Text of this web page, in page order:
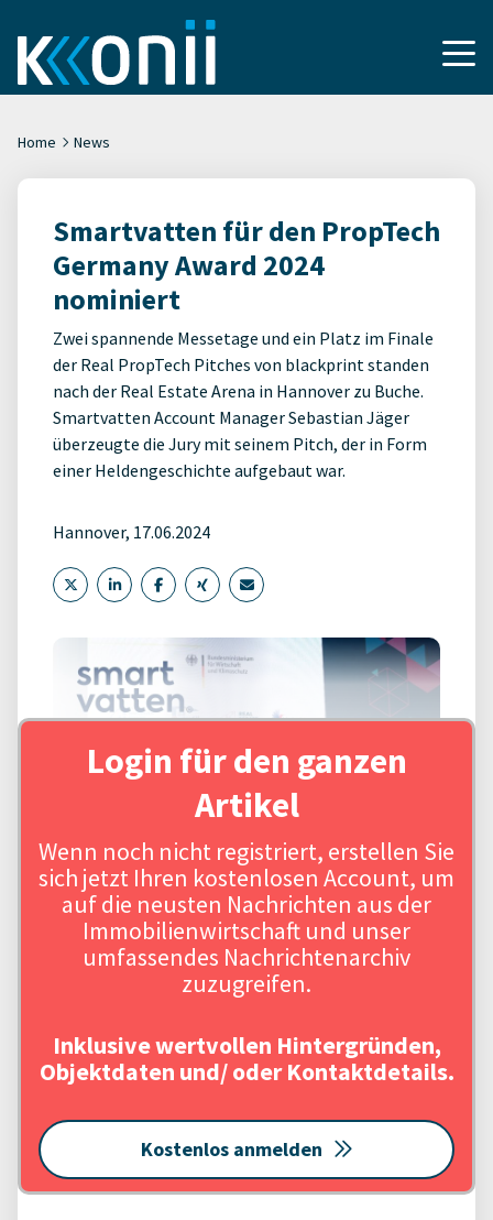
Home News
Smartvatten für den PropTech
Germany Award 2024
nominiert
Zwei spannende Messetage und ein Platz im Finale
der Real PropTech Pitches von blackprint standen
nach der Real Estate Arena in Hannover zu Buche.
Smartvatten Account Manager Sebastian Jäger
überzeugte die Jury mit seinem Pitch, der in Form
einer Heldengeschichte aufgebaut war.
Hannover, 17.06.2024
Login für den ganzen
Artikel
Wenn noch nicht registriert, erstellen Sie
sich jetzt Ihren kostenlosen Account, um
auf die neusten Nachrichten aus der
Immobilienwirtschaft und unser
umfassendes Nachrichtenarchiv
zuzugreifen.
Inklusive wertvollen Hintergründen,
Objektdaten und/ oder Kontaktdetails.
Kostenlos anmelden